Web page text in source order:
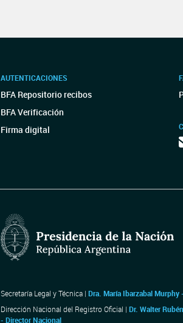
AUTENTICACIONES
BFA Repositorio recibos
BFA Verificación
Firma digital
Secretaría Legal y Técnica | Dra. María Ibarzabal Murphy
Dirección Nacional del Registro Oficial | Dr. Walter
- Director Nacional